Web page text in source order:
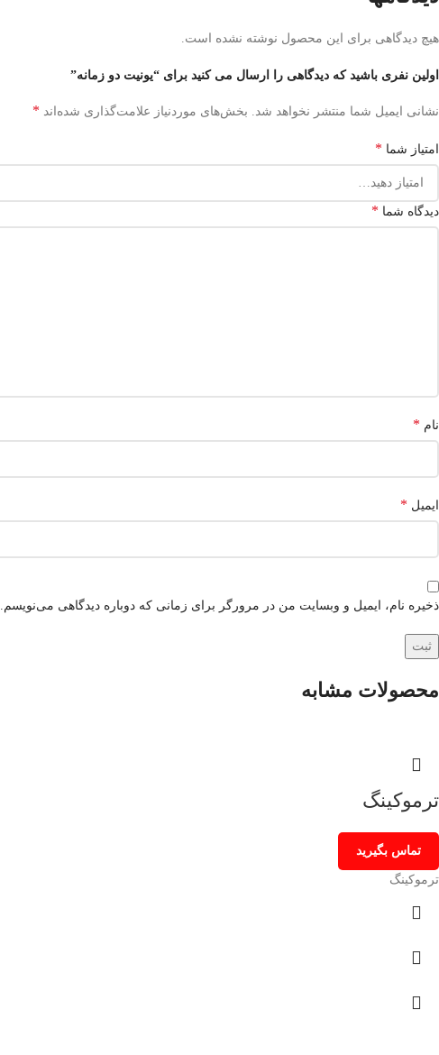
هیچ دیدگاهی برای این محصول نوشته نشده است.
اولین نفری باشید که دیدگاهی را ارسال می کنید برای “یونیت دو زمانه”
نشانی ایمیل شما منتشر نخواهد شد. بخش‌های موردنیاز علامت‌گذاری شده‌اند *
امتیاز شما *
دیدگاه شما *
نام *
ایمیل *
ذخیره نام، ایمیل و وبسایت من در مرورگر برای زمانی که دوباره دیدگاهی می‌نویسم.
محصولات مشابه
ترموکینگ
تماس بگیرید
ترموکینگ